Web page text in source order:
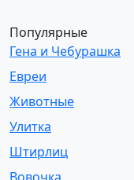
Популярные
Гена и Чебурашка
Евреи
Животные
Улитка
Штирлиц